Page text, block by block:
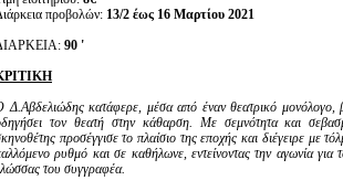
προβολών: 13/2 έως 16 Μαρτίου 2021
90 '
Δ.Αβδελιώδης κατάφερε, μέσα από έναν θεατρικό μονόλογο,
τον θεατή στην κάθαρση. Με σεμνότητα και
προσέγγισε το πλαίσιο της εποχής και διέγειρε με
ρυθμό και σε καθήλωνε, εντείνοντας την αγωνία για
του συγγραφέα.